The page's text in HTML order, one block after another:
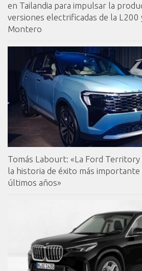
en Tailandia para impulsar la
versiones electrificadas de la L200
Montero
Tomás Labourt: «La Ford
la historia de éxito más importante
últimos años»